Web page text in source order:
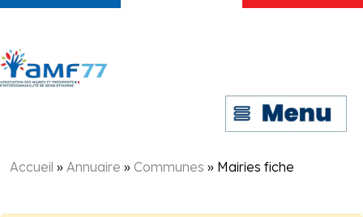
Accueil » Annuaire » Communes » Mairies fiche